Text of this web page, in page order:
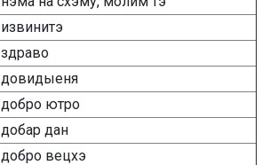
извинитэ
здраво
довидыеня
добро ютро
добар дан
добро вецхэ